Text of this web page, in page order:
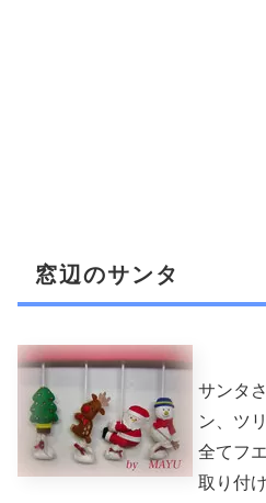
窓辺のサンタ
サンタ
ン、ツ
全てフ
取り付